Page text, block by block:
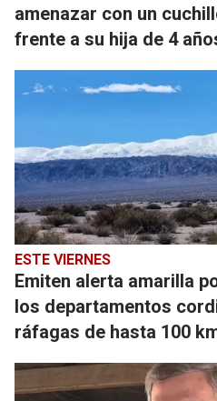
amenazar con un
frente a su hija de 4
ESTE VIERNES
Emiten alerta amarilla
los departamentos
ráfagas de hasta 100